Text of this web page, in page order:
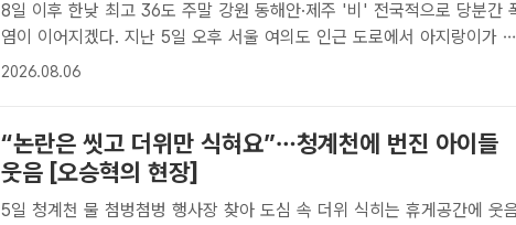
8일 이후 한낮 최고 36도 주말 강원 동해안·제주 '비' 전국적으로 당분간 폭
염이 이어지겠다. 지난 5일 오후 서울 여의도 인근 도로에서 아지랑이가 피
어오르고 있다. /이새롬 기자[더팩트ㅣ이라진 기자] 40도에 육박하던 극한
2026.08.06
“논란은 씻고 더위만 식혀요”…청계천에 번진 아이들
웃음 [오승혁의 현장]
5일 청계천 물 첨벙첨벙 행사장 찾아 도심 속 더위 식히는 휴게공간에 웃음